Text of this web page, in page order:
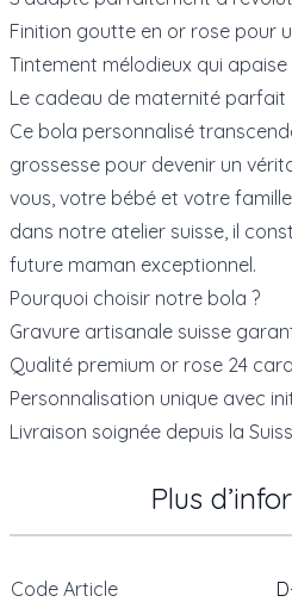
Finition goutte en or rose pour
Tintement mélodieux qui
Le cadeau de maternité parfait
Ce bola personnalisé
grossesse pour devenir un
vous, votre bébé et votre
dans notre atelier suisse, il
future maman exceptionnel.
Pourquoi choisir notre bola ?
Gravure artisanale suisse
Qualité premium or rose 24
Personnalisation unique avec
Livraison soignée depuis la
Plus
Code Article